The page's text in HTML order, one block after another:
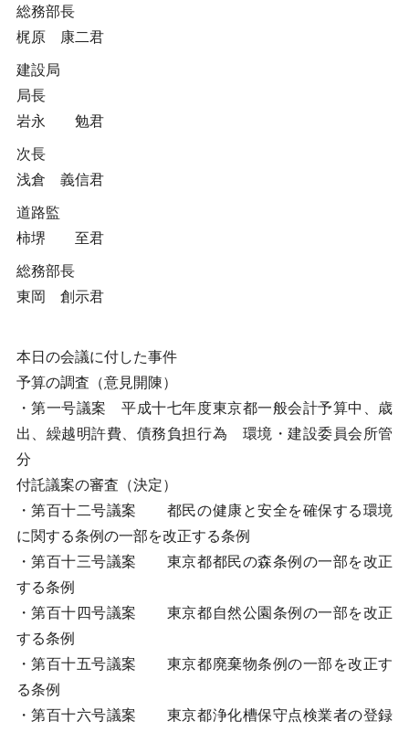
総務部長
梶原 康二君
建設局
局長
岩永 勉君
次長
浅倉 義信君
道路監
柿堺 至君
総務部長
東岡 創示君
本日の会議に付した事件
予算の調査（意見開陳）
・第一号議案 平成十七年度東京都一般会計予算中、歳
出、繰越明許費、債務負担行為 環境・建設委員会所管
分
付託議案の審査（決定）
・第百十二号議案 都民の健康と安全を確保する環境
に関する条例の一部を改正する条例
・第百十三号議案 東京都都民の森条例の一部を改正
する条例
・第百十四号議案 東京都自然公園条例の一部を改正
する条例
・第百十五号議案 東京都廃棄物条例の一部を改正す
る条例
・第百十六号議案 東京都浄化槽保守点検業者の登録